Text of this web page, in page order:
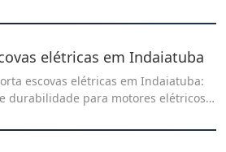
e eficientes em aplicações
elétricas em Indaiatuba
escovas elétricas em Indaiatuba:
durabilidade para motores elétricos e
e vida útil dos equipamentos com